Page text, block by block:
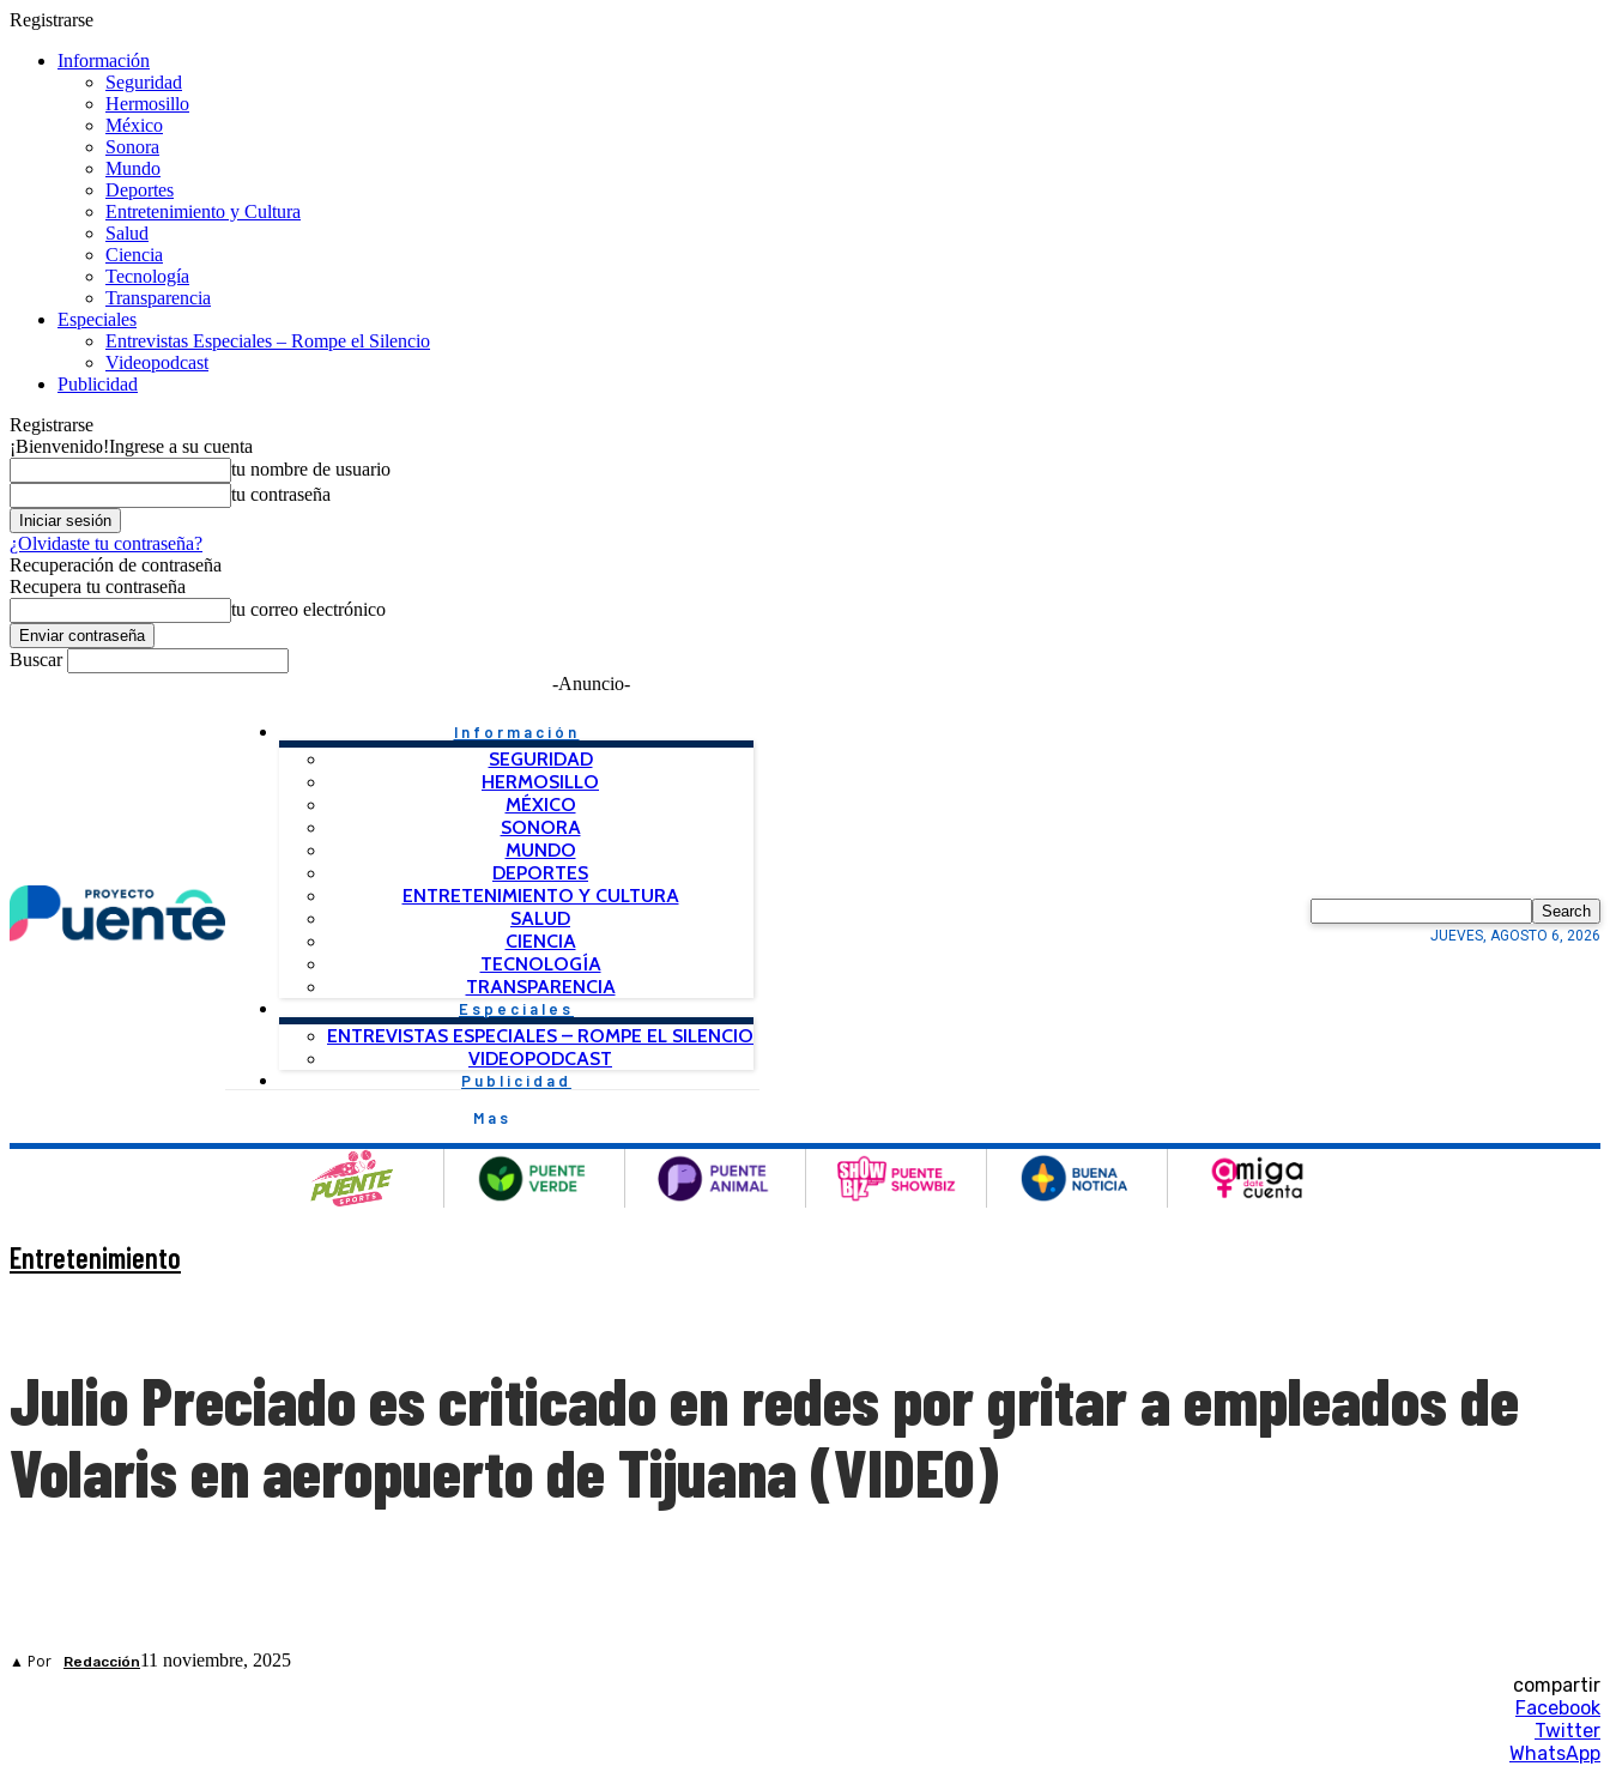
Registrarse
Información
Seguridad
Hermosillo
México
Sonora
Mundo
Deportes
Entretenimiento y Cultura
Salud
Ciencia
Tecnología
Transparencia
Especiales
Entrevistas Especiales – Rompe el Silencio
Videopodcast
Publicidad
Registrarse
¡Bienvenido!Ingrese a su cuenta
tu nombre de usuario
tu contraseña
¿Olvidaste tu contraseña?
Recuperación de contraseña
Recupera tu contraseña
tu correo electrónico
Buscar
-Anuncio-
Información
SEGURIDAD
HERMOSILLO
MÉXICO
SONORA
MUNDO
DEPORTES
ENTRETENIMIENTO Y CULTURA
SALUD
CIENCIA
TECNOLOGÍA
TRANSPARENCIA
Especiales
ENTREVISTAS ESPECIALES – ROMPE EL SILENCIO
VIDEOPODCAST
Publicidad
Mas
Search
JUEVES, AGOSTO 6, 2026
Entretenimiento
Julio Preciado es criticado en redes por gritar a empleados de
Volaris en aeropuerto de Tijuana (VIDEO)
▲ Por Redacción11 noviembre, 2025
compartir
Facebook
Twitter
WhatsApp